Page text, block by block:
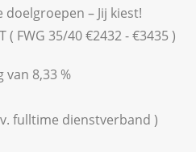
– Jij kiest!
( FWG 35/40 €2432 - €3435 )
8,33 %
fulltime dienstverband )